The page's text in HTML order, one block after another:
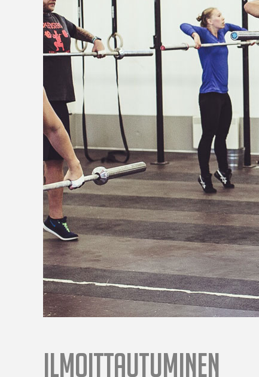
ILMOITTAUTUMINEN